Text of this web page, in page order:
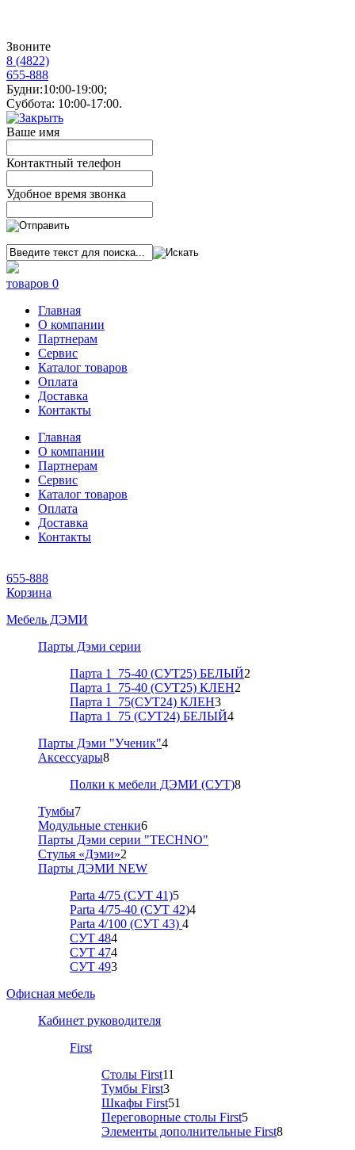
Звоните
8 (4822)
655-888
Будни:10:00-19:00;
Суббота: 10:00-17:00.
Ваше имя
Контактный телефон
Удобное время звонка
товаров 0
Главная
О компании
Партнерам
Сервис
Каталог товаров
Оплата
Доставка
Контакты
Главная
О компании
Партнерам
Сервис
Каталог товаров
Оплата
Доставка
Контакты
655-888
Корзина
Мебель ДЭМИ
Парты Дэми серии
Парта 1_75-40 (СУТ25) БЕЛЫЙ2
Парта 1_75-40 (СУТ25) КЛЕН2
Парта 1_75(СУТ24) КЛЕН3
Парта 1_75 (СУТ24) БЕЛЫЙ4
Парты Дэми "Ученик"4
Аксессуары8
Полки к мебели ДЭМИ (СУТ)8
Тумбы7
Модульные стенки6
Парты Дэми серии "TECHNO"
Стулья «Дэми»2
Парты ДЭМИ NEW
Parta 4/75 (СУТ 41)5
Parta 4/75-40 (СУТ 42)4
Parta 4/100 (СУТ 43) 4
СУТ 484
СУТ 474
СУТ 493
Офисная мебель
Кабинет руководителя
First
Столы First11
Тумбы First3
Шкафы First51
Переговорные столы First5
Элементы дополнительные First8